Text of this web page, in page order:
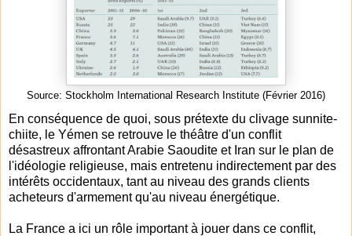
Source: Stockholm International Research Institute (Février 2016)
En conséquence de quoi, sous prétexte du clivage sunnite-
chiite, le Yémen se retrouve le théâtre d'un conflit
désastreux affrontant Arabie Saoudite et Iran sur le plan de
l'idéologie religieuse, mais entretenu indirectement par des
intérêts occidentaux, tant au niveau des grands clients
acheteurs d'armement qu'au niveau énergétique.
La France a ici un rôle important à jouer dans ce conflit,